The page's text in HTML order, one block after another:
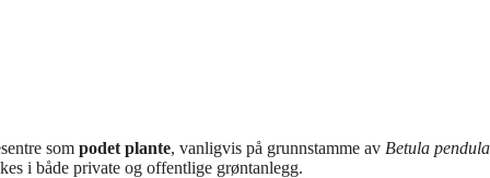
som podet plante, vanligvis på grunnstamme av Betula pendula
i både private og offentlige grøntanlegg.